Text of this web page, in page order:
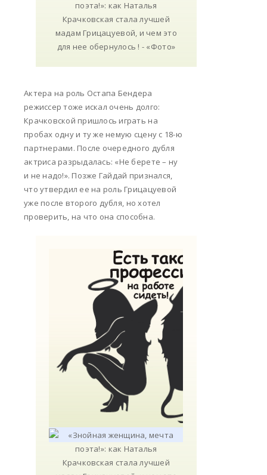
Актера на роль Остапа Бендера
режиссер тоже искал очень долго:
Крачковской пришлось играть на
пробах одну и ту же немую сцену с 18-ю
партнерами. После очередного дубля
актриса разрыдалась: «Не берете – ну
и не надо!». Позже Гайдай признался,
что утвердил ее на роль Грицацуевой
уже после второго дубля, но хотел
проверить, на что она способна.